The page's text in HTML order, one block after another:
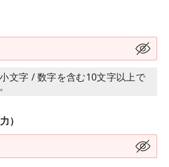
文字 / 数字を含む10文字以上で
）